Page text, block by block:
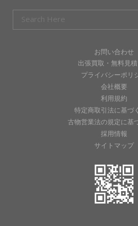
お問い合わせ
出張買取・無料見積
プライバシーポリ
会社概要
利用規約
特定商取引法に基づ
古物営業法の規定に基
採用情報
サイトマップ